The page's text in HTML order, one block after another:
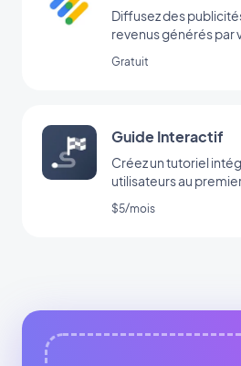
Diffusez des
revenus générés par
Gratuit
Guide Interactif
Créez un tutoriel
utilisateurs au
app
$5/mois